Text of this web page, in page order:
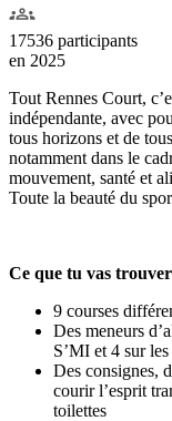
17536 participants
en 2025
Tout Rennes Court,
indépendante, avec
tous horizons et de
notamment dans le
mouvement, santé et
Toute la beauté du
Ce que tu vas
9 courses
Des meneurs
S’MI et 4 sur
Des consignes,
courir l’esprit
toilettes